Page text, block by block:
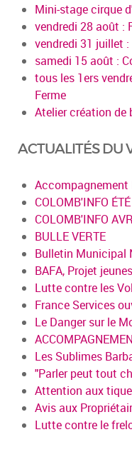
Mini-stage cirque
vendredi 28 août :
vendredi 31 juillet
samedi 15 août :
tous les 1ers
Ferme
Atelier création de
ACTUALITÉS DU
COLOMB'INFO
COLOMB'INFO
BULLE VERTE
Bulletin Municipal
BAFA, Projet jeunes
Lutte contre les
France Services
Le Danger sur le
Les Sublimes
"Parler peut tout
Attention aux
Avis aux
Lutte contre le